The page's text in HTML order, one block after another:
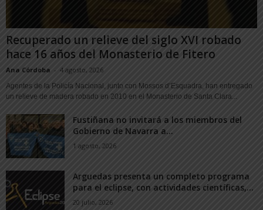
Recuperado un relieve del siglo XVI robado
hace 16 años del Monasterio de Fitero
Ana Córdoba - 4 agosto, 2026
Agentes de la Policía Nacional, junto con Mossos d’Esquadra, han entregado
un relieve de madera robado en 2010 en el Monasterio de Santa Clara...
Fustiñana no invitará a los miembros del
Gobierno de Navarra a...
1 agosto, 2026
Arguedas presenta un completo programa
para el eclipse, con actividades científicas,...
20 julio, 2026